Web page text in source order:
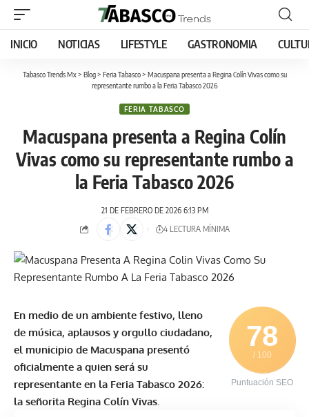
INICIO NOTICIAS LIFESTYLE GASTRONOMIA
Tabasco Trends Mx> Blog> Feria Tabasco> Macuspana presenta a Regina Colín Vivas como su
representante rumbo a la Feria Tabasco 2026
FERIA TABASCO
Macuspana presenta a Regina Colín
Vivas como su representante rumbo a
la Feria Tabasco 2026
21 DE FEBRERO DE 2026 6:13 PM
4 LECTURA MÍNIMA
78
/ 100
Puntuación SEO
En medio de un ambiente festivo, lleno
de música, aplausos y orgullo ciudadano,
el municipio de Macuspana presentó
oficialmente a quien será su
representante en la Feria Tabasco 2026:
la señorita Regina Colín Vivas.